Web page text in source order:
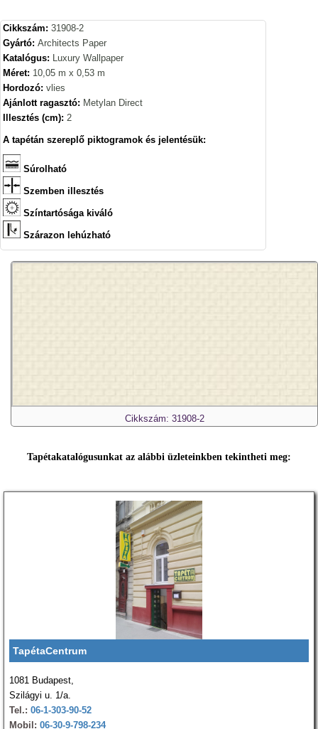
Cikkszám: 31908-2
Gyártó: Architects Paper
Katalógus: Luxury Wallpaper
Méret: 10,05 m x 0,53 m
Hordozó: vlies
Ajánlott ragasztó: Metylan Direct
Illesztés (cm): 2
A tapétán szereplő piktogramok és jelentésük:
Súrolható
Szemben illesztés
Színtartósága kiváló
Szárazon lehúzható
Cikkszám: 31908-2
Tapétakatalógusunkat az alábbi üzleteinkben tekintheti meg:
TapétaCentrum
1081 Budapest,
Szilágyi u. 1/a.
Tel.: 06-1-303-90-52
Mobil: 06-30-9-798-234